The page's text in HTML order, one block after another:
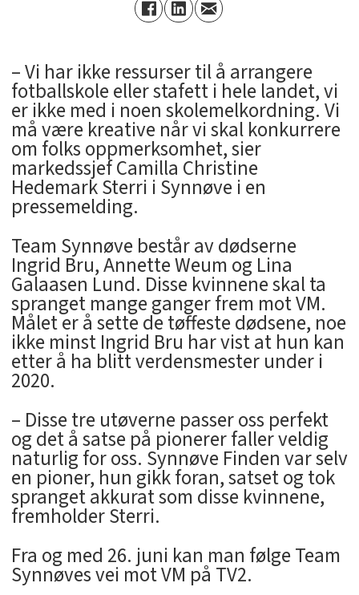
– Vi har ikke ressurser til å arrangere
fotballskole eller stafett i hele landet, vi
er ikke med i noen skolemelkordning. Vi
må være kreative når vi skal konkurrere
om folks oppmerksomhet, sier
markedssjef Camilla Christine
Hedemark Sterri i Synnøve i en
pressemelding.
Team Synnøve består av dødserne
Ingrid Bru, Annette Weum og Lina
Galaasen Lund. Disse kvinnene skal ta
spranget mange ganger frem mot VM.
Målet er å sette de tøffeste dødsene, noe
ikke minst Ingrid Bru har vist at hun kan
etter å ha blitt verdensmester under i
2020.
– Disse tre utøverne passer oss perfekt
og det å satse på pionerer faller veldig
naturlig for oss. Synnøve Finden var selv
en pioner, hun gikk foran, satset og tok
spranget akkurat som disse kvinnene,
fremholder Sterri.
Fra og med 26. juni kan man følge Team
Synnøves vei mot VM på TV2.